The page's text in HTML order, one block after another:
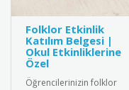
Folklor Etkinlik
Katılım Belgesi |
Okul Etkinliklerine
Özel
Öğrencilerinizin folklor